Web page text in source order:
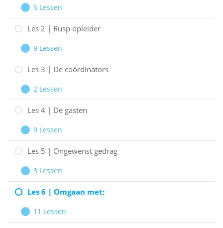
Uitbreiden
les
1
Organisatie
Dalisay
5 Lessen
Les 2 | Rusp opleider
Uitbreiden
Les
2
Rusp
opleider
9 Lessen
Les 3 | De coördinators
Uitbreiden
Les
3
De
coördinators
2 Lessen
Les 4 | De gasten
Uitbreiden
Les
4
De
gasten
9 Lessen
Les 5 | Ongewenst gedrag
Uitbreiden
Les
5
Ongewenst
3 Lessen
Les 6 | Omgaan met:
Uitbreiden
Les
11 Lessen